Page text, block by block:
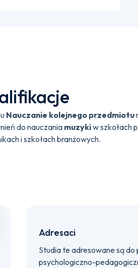
Nauczanie kolejnego przedmiotu
do nauczania muzykiw szkołach
i szkołach branżowych.
Adresaci
Studia te adresowane są
psychologiczno-